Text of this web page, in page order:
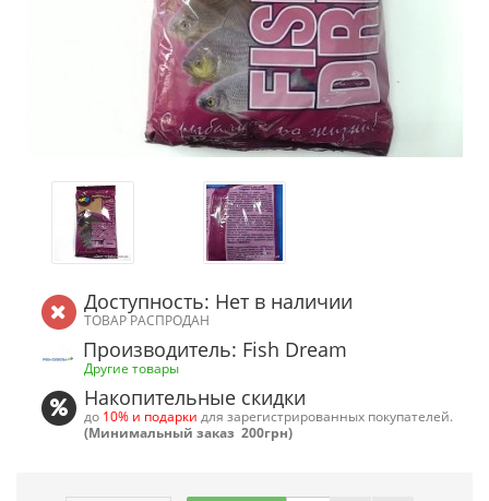
Доступность: Нет в наличии
ТОВАР РАСПРОДАН
Производитель: Fish Dream
Другие товары
Накопительные скидки
до 10% и подарки для зарегистрированных покупателей.
(Минимальный заказ 200грн)